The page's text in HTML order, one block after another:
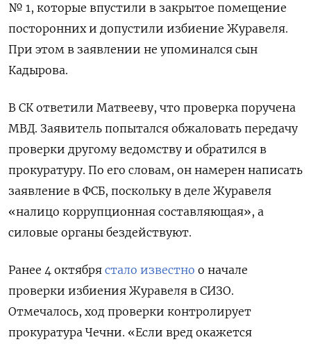
№ 1, которые впустили в закрытое помещение
посторонних и допустили избиение Журавеля.
При этом в заявлении не упоминался сын
Кадырова.
В СК ответили Матвееву, что проверка поручена
МВД. Заявитель попытался обжаловать передачу
проверки другому ведомству и обратился в
прокуратуру. По его словам, он намерен написать
заявление в ФСБ, поскольку в деле Журавеля
«налицо коррупционная составляющая», а
силовые органы бездействуют.
Ранее 4 октября стало известно о начале
проверки избиения Журавеля в СИЗО.
Отмечалось, ход проверки контролирует
прокуратура Чечни. «Если вред окажется